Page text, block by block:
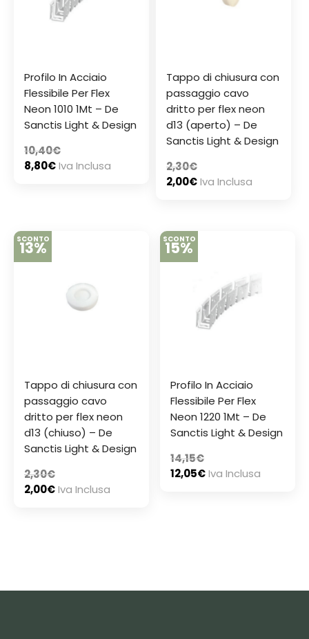
Profilo In Acciaio
Flessibile Per Flex
Neon 1010 1Mt – De
Sanctis Light & Design
10,40€
8,80€Iva Inclusa
Tappo di chiusura con
passaggio cavo
dritto per flex neon
d13 (aperto) – De
Sanctis Light & Design
2,30€
2,00€Iva Inclusa
SCONTO
13%
Tappo di chiusura con
passaggio cavo
dritto per flex neon
d13 (chiuso) – De
Sanctis Light & Design
2,30€
2,00€Iva Inclusa
SCONTO
15%
Profilo In Acciaio
Flessibile Per Flex
Neon 1220 1Mt – De
Sanctis Light & Design
14,15€
12,05€Iva Inclusa